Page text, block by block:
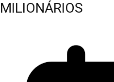
MILIONÁRIOS